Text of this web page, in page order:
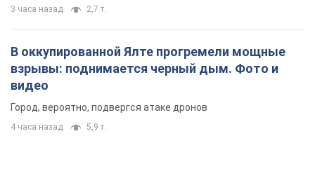
3 часа назад 2,7 т.
В оккупированной Ялте прогремели мощные
взрывы: поднимается черный дым. Фото и
видео
Город, вероятно, подвергся атаке дронов
4 часа назад 5,9 т.